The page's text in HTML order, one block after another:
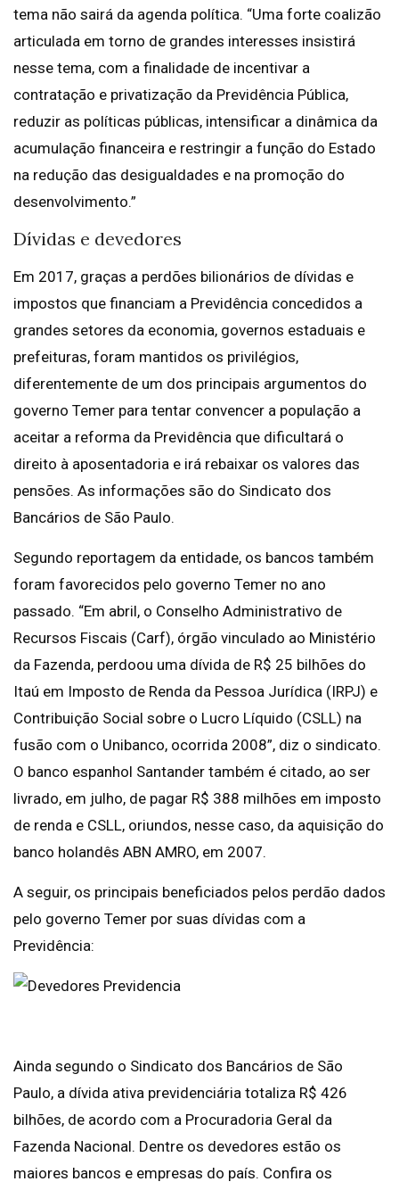
tema não sairá da agenda política. “Uma forte coalizão
articulada em torno de grandes interesses insistirá
nesse tema, com a finalidade de incentivar a
contratação e privatização da Previdência Pública,
reduzir as políticas públicas, intensificar a dinâmica da
acumulação financeira e restringir a função do Estado
na redução das desigualdades e na promoção do
desenvolvimento.”
Dívidas e devedores
Em 2017, graças a perdões bilionários de dívidas e
impostos que financiam a Previdência concedidos a
grandes setores da economia, governos estaduais e
prefeituras, foram mantidos os privilégios,
diferentemente de um dos principais argumentos do
governo Temer para tentar convencer a população a
aceitar a reforma da Previdência que dificultará o
direito à aposentadoria e irá rebaixar os valores das
pensões. As informações são do Sindicato dos
Bancários de São Paulo.
Segundo reportagem da entidade, os bancos também
foram favorecidos pelo governo Temer no ano
passado. “Em abril, o Conselho Administrativo de
Recursos Fiscais (Carf), órgão vinculado ao Ministério
da Fazenda, perdoou uma dívida de R$ 25 bilhões do
Itaú em Imposto de Renda da Pessoa Jurídica (IRPJ) e
Contribuição Social sobre o Lucro Líquido (CSLL) na
fusão com o Unibanco, ocorrida 2008”, diz o sindicato.
O banco espanhol Santander também é citado, ao ser
livrado, em julho, de pagar R$ 388 milhões em imposto
de renda e CSLL, oriundos, nesse caso, da aquisição do
banco holandês ABN AMRO, em 2007.
A seguir, os principais beneficiados pelos perdão dados
pelo governo Temer por suas dívidas com a
Previdência:
Ainda segundo o Sindicato dos Bancários de São
Paulo, a dívida ativa previdenciária totaliza R$ 426
bilhões, de acordo com a Procuradoria Geral da
Fazenda Nacional. Dentre os devedores estão os
maiores bancos e empresas do país. Confira os